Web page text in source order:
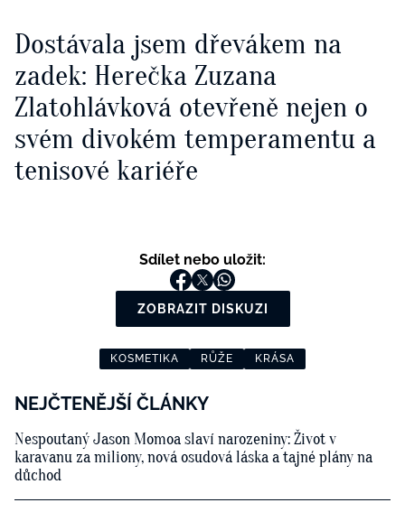
Dostávala jsem dřevákem na
zadek: Herečka Zuzana
Zlatohlávková otevřeně nejen o
svém divokém temperamentu a
tenisové kariéře
Sdílet nebo uložit:
ZOBRAZIT DISKUZI
KOSMETIKA RŮŽE KRÁSA
NEJČTENĚJŠÍ ČLÁNKY
Nespoutaný Jason Momoa slaví narozeniny: Život v
karavanu za miliony, nová osudová láska a tajné plány na
důchod